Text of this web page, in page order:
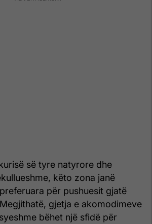
së tyre natyrore dhe
këto zona janë
për pushuesit gjatë
gjetja e akomodimeve
bëhet një sfidë për